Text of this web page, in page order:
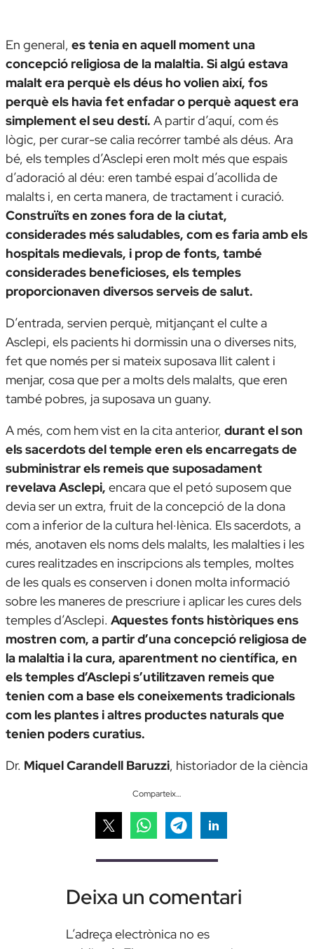
En general, es tenia en aquell moment una
concepció religiosa de la malaltia. Si algú estava
malalt era perquè els déus ho volien així, fos
perquè els havia fet enfadar o perquè aquest era
simplement el seu destí. A partir d’aquí, com és
lògic, per curar-se calia recórrer també als déus. Ara
bé, els temples d’Asclepi eren molt més que espais
d’adoració al déu: eren també espai d’acollida de
malalts i, en certa manera, de tractament i curació.
Construïts en zones fora de la ciutat,
considerades més saludables, com es faria amb els
hospitals medievals, i prop de fonts, també
considerades beneficioses, els temples
proporcionaven diversos serveis de salut.
D’entrada, servien perquè, mitjançant el culte a
Asclepi, els pacients hi dormissin una o diverses nits,
fet que només per si mateix suposava llit calent i
menjar, cosa que per a molts dels malalts, que eren
també pobres, ja suposava un guany.
A més, com hem vist en la cita anterior, durant el son
els sacerdots del temple eren els encarregats de
subministrar els remeis que suposadament
revelava Asclepi, encara que el petó suposem que
devia ser un extra, fruit de la concepció de la dona
com a inferior de la cultura hel·lènica. Els sacerdots, a
més, anotaven els noms dels malalts, les malalties i les
cures realitzades en inscripcions als temples, moltes
de les quals es conserven i donen molta informació
sobre les maneres de prescriure i aplicar les cures dels
temples d’Asclepi. Aquestes fonts històriques ens
mostren com, a partir d’una concepció religiosa de
la malaltia i la cura, aparentment no científica, en
els temples d’Asclepi s’utilitzaven remeis que
tenien com a base els coneixements tradicionals
com les plantes i altres productes naturals que
tenien poders curatius.
Dr. Miquel Carandell Baruzzi, historiador de la ciència
Comparteix…
Deixa un comentari
L’adreça electrònica no es